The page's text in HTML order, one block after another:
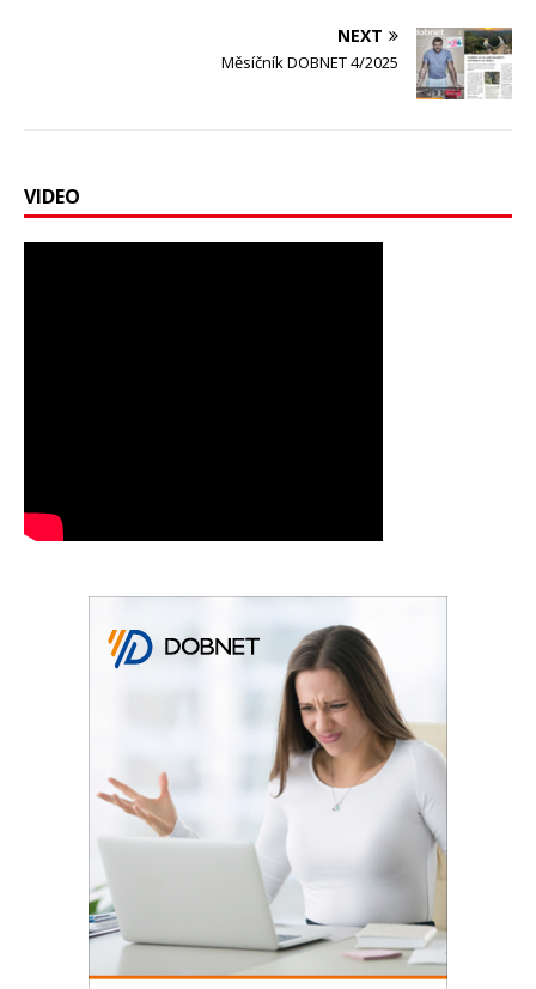
NEXT
Měsíčník DOBNET 4/2025
VIDEO